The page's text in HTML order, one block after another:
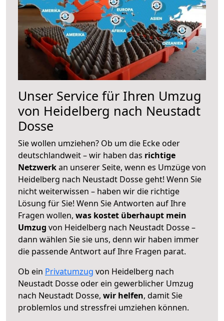
Unser Service für Ihren Umzug
von Heidelberg nach Neustadt
Dosse
Sie wollen umziehen? Ob um die Ecke oder
deutschlandweit – wir haben das richtige
Netzwerkan unserer Seite, wenn es Umzüge von
Heidelberg nach Neustadt Dosse geht! Wenn Sie
nicht weiterwissen – haben wir die richtige
Lösung für Sie! Wenn Sie Antworten auf Ihre
Fragen wollen, was kostet überhaupt mein
Umzug von Heidelberg nach Neustadt Dosse –
dann wählen Sie sie uns, denn wir haben immer
die passende Antwort auf Ihre Fragen parat.
Ob ein Privatumzug von Heidelberg nach
Neustadt Dosse oder ein gewerblicher Umzug
nach Neustadt Dosse, wir helfen, damit Sie
problemlos und stressfrei umziehen können.